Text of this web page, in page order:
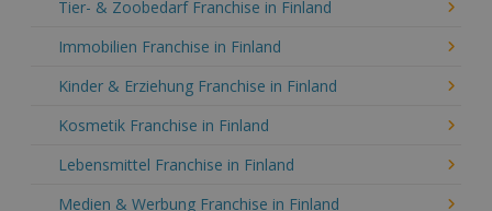
Tier- & Zoobedarf Franchise in Finland
Immobilien Franchise in Finland
Kinder & Erziehung Franchise in Finland
Kosmetik Franchise in Finland
Lebensmittel Franchise in Finland
Medien & Werbung Franchise in Finland